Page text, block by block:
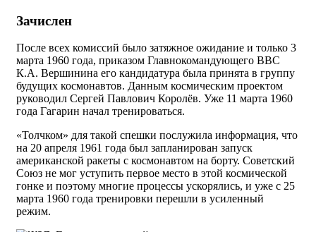
Зачислен
После всех комиссий было затяжное ожидание и только 3
марта 1960 года, приказом Главнокомандующего ВВС
К.А. Вершинина его кандидатура была принята в группу
будущих космонавтов. Данным космическим проектом
руководил Сергей Павлович Королёв. Уже 11 марта 1960
года Гагарин начал тренироваться.
«Толчком» для такой спешки послужила информация, что
на 20 апреля 1961 года был запланирован запуск
американской ракеты с космонавтом на борту. Советский
Союз не мог уступить первое место в этой космической
гонке и поэтому многие процессы ускорялись, и уже с 25
марта 1960 года тренировки перешли в усиленный
режим.